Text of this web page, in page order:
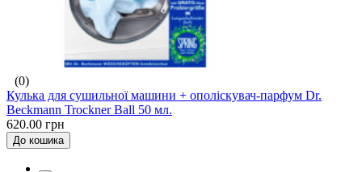
(0)
Кулька для сушильної машини + ополіскувач-парфум Dr.
Beckmann Trockner Ball 50 мл.
620.00 грн
До кошика